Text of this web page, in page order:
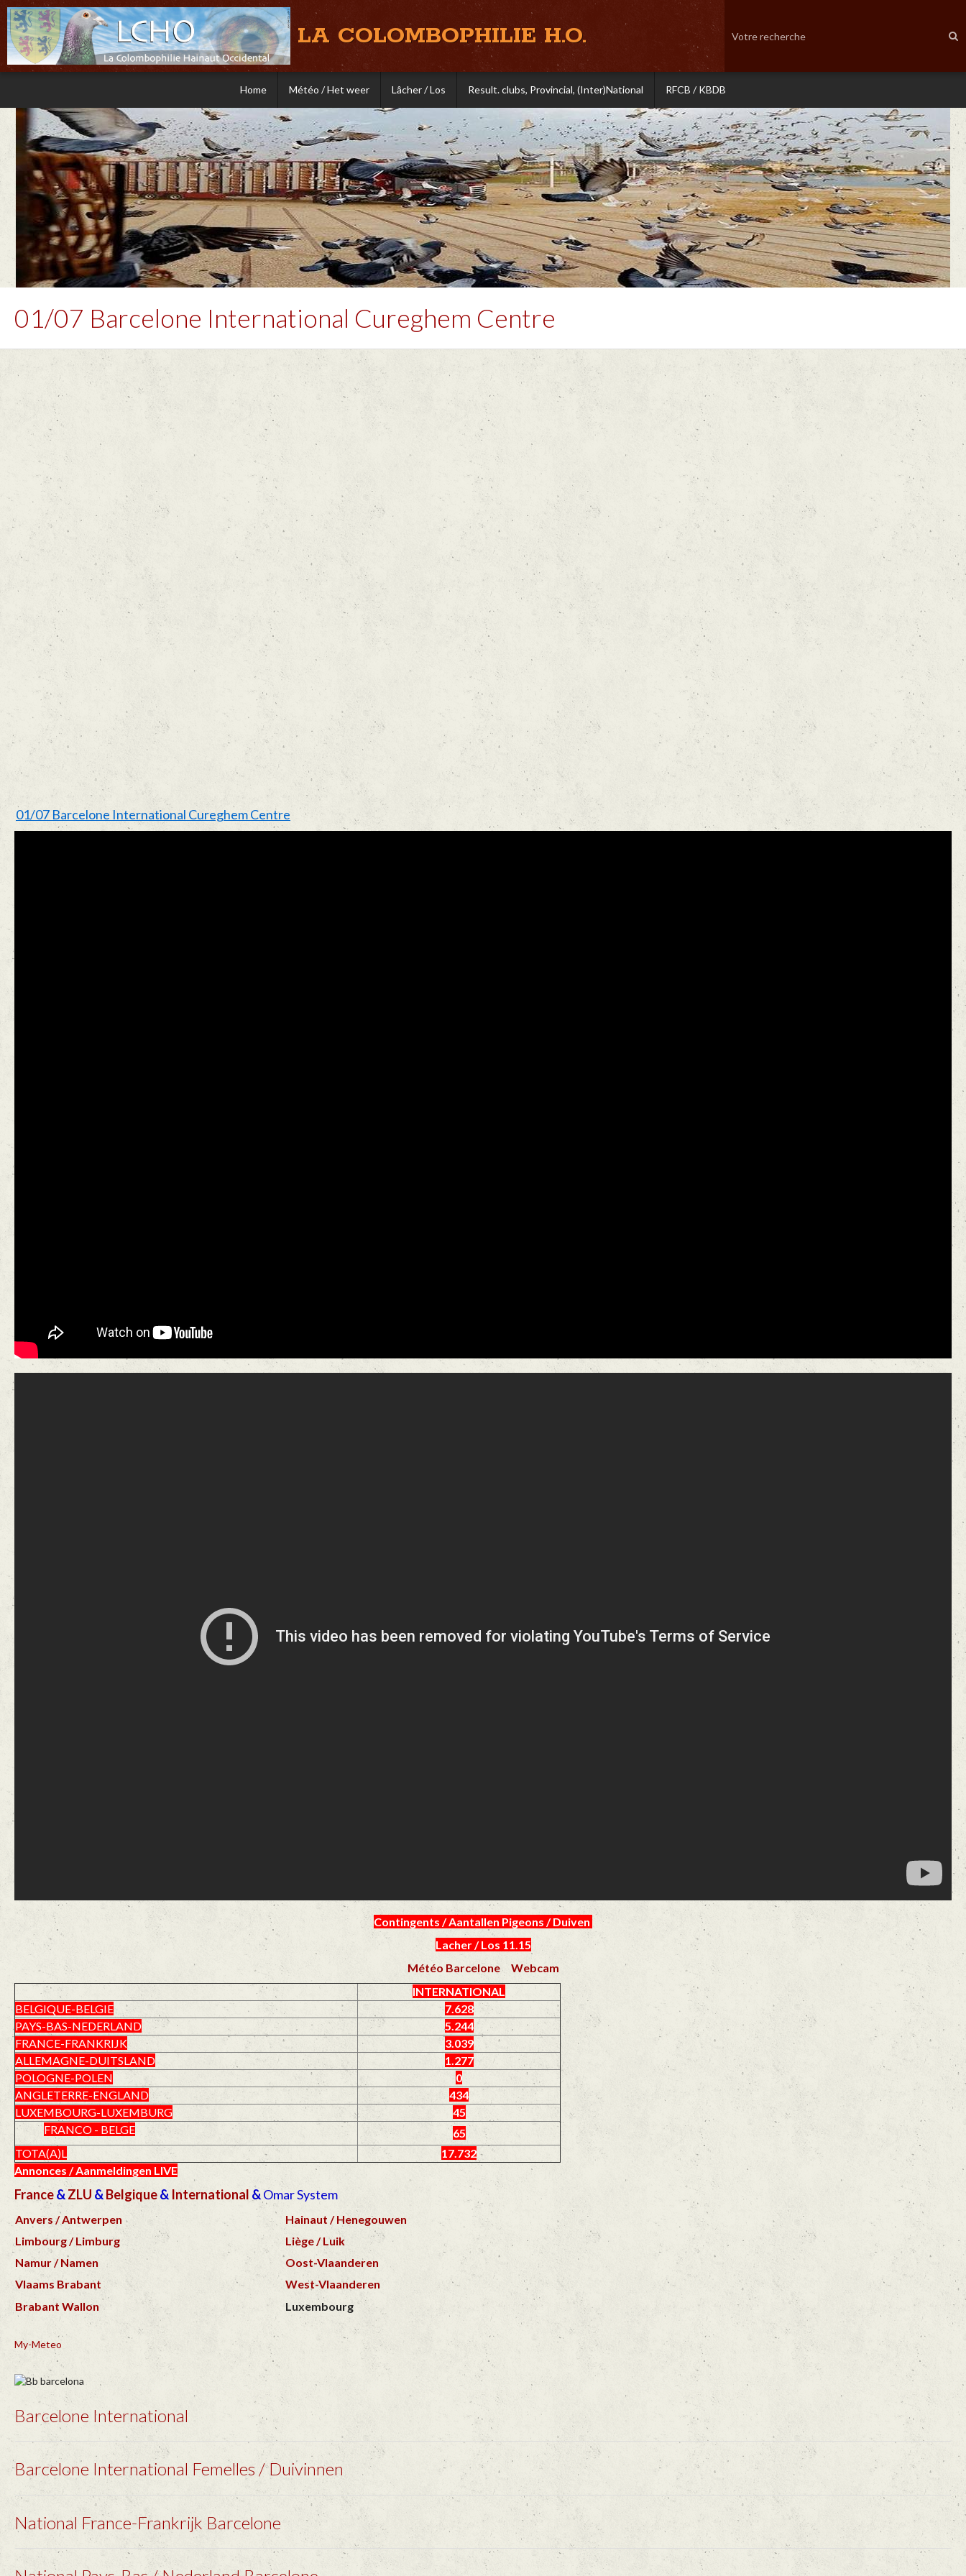
LA COLOMBOPHILIE H.O.
Home Météo / Het weer Lâcher / Los Result. clubs, Provincial, (Inter)National RFCB / KBDB
01/07 Barcelone International Cureghem Centre
01/07 Barcelone International Cureghem Centre
Contingents / Aantallen Pigeons / Duiven
Lacher / Los 11.15
Météo Barcelone
Webcam
INTERNATIONAL
BELGIQUE-BELGIE
7.628
PAYS-BAS-NEDERLAND
5.244
FRANCE-FRANKRIJK
3.039
ALLEMAGNE-DUITSLAND
1.277
POLOGNE-POLEN
0
ANGLETERRE-ENGLAND
434
LUXEMBOURG-LUXEMBURG
45
FRANCO - BELGE
65
TOTA(A)L
17.732
Annonces / Aanmeldingen LIVE
France&ZLU &Belgique& International &Omar System
Anvers / Antwerpen
Hainaut / Henegouwen
Limbourg / Limburg
Liège / Luik
Namur / Namen
Oost-Vlaanderen
Vlaams Brabant
West-Vlaanderen
Brabant Wallon
Luxembourg
My-Meteo
Barcelone International
Barcelone International Femelles / Duivinnen
National France-Frankrijk Barcelone